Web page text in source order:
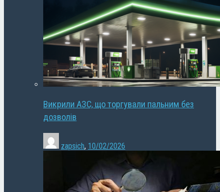
Викрили АЗС, що торгували пальним без
дозволів
zapsich, 10/02/2026